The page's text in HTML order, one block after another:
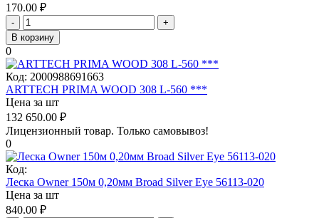
170.00 ₽
-
+
В корзину
0
Код: 2000988691663
ARTTECH PRIMA WOOD 308 L-560 ***
Цена за шт
132 650.00 ₽
Лицензионный товар. Только самовывоз!
0
Код:
Леска Owner 150м 0,20мм Broad Silver Eye 56113-020
Цена за шт
840.00 ₽